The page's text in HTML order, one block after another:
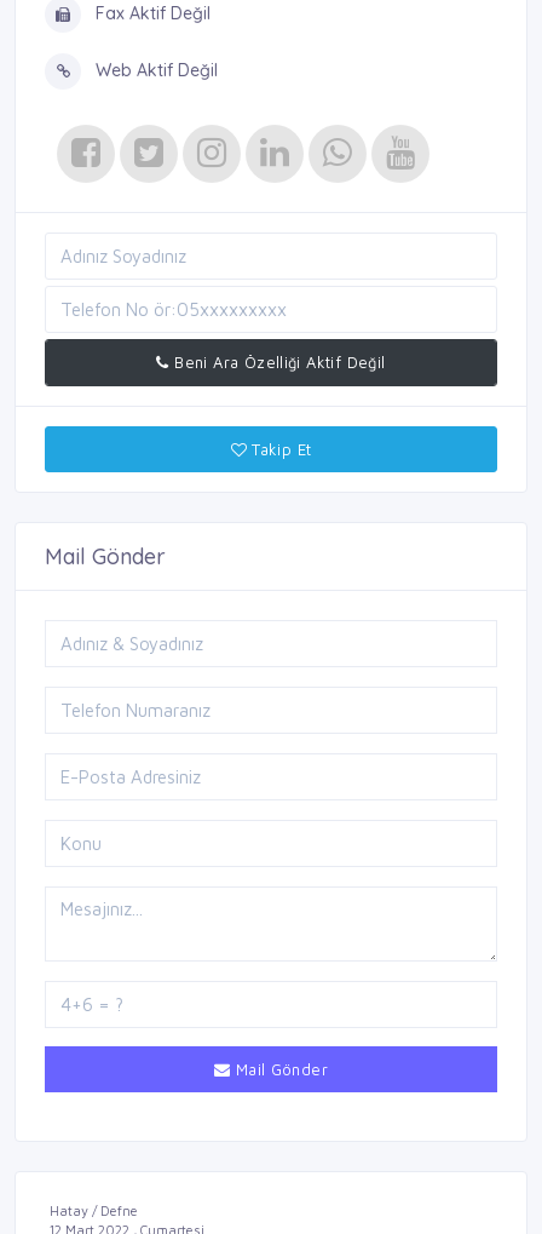
Fax Aktif Değil
Web Aktif Değil
Beni Ara Özelliği Aktif Değil
Takip Et
Mail Gönder
Mail Gönder
Hatay / Defne
12 Mart 2022 , Cumartesi